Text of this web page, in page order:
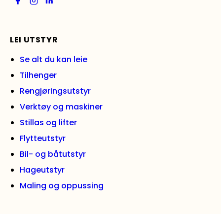
LEI UTSTYR
Se alt du kan leie
Tilhenger
Rengjøringsutstyr
Verktøy og maskiner
Stillas og lifter
Flytteutstyr
Bil- og båtutstyr
Hageutstyr
Maling og oppussing